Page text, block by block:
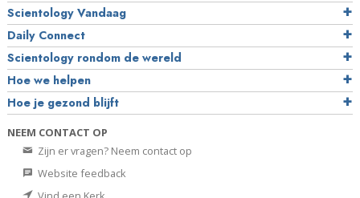
Scientology Vandaag
Daily Connect
Scientology rondom de wereld
Hoe we helpen
Hoe je gezond blijft
NEEM CONTACT OP
Zijn er vragen? Neem contact op
Website feedback